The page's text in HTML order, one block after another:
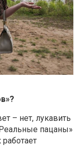
– нет, лукавить
пацаны»